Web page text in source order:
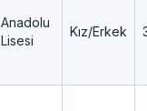
Anadolu
Lisesi
Kız/Erkek